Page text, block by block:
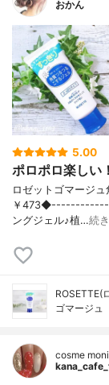
おかん
5.00
ポロポロ楽しい！
ロゼットゴマージ
￥
ングジェル♪植…続
ROSETTE(
ゴマージュ
cosme